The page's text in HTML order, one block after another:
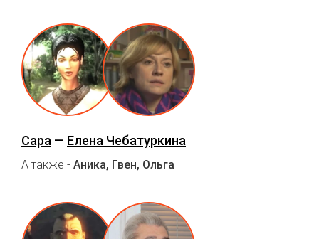
Сара — Елена Чебатуркина
А также - Аника, Гвен, Ольга